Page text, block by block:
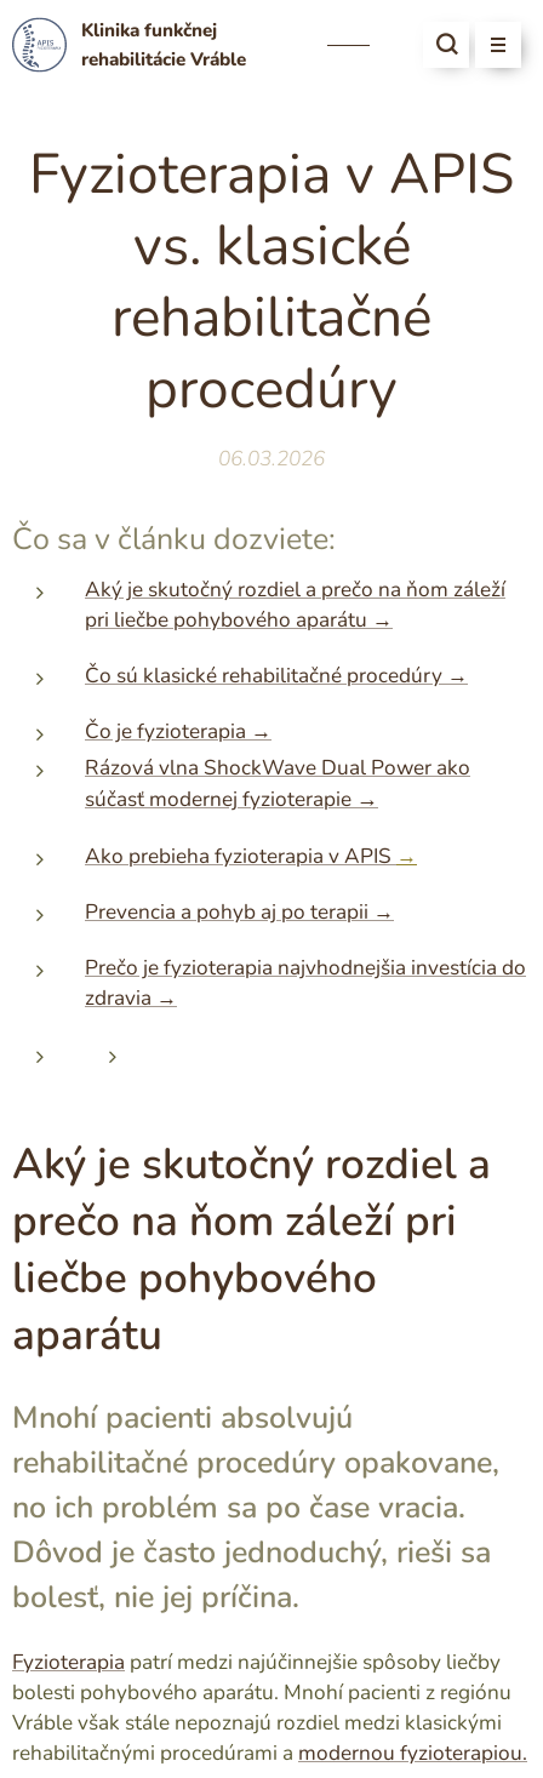
Klinika funkčnej
rehabilitácie Vráble
Fyzioterapia v APIS
vs. klasické
rehabilitačné
procedúry
06.03.2026
Čo sa v článku dozviete:
Aký je skutočný rozdiel a prečo na ňom záleží
pri liečbe pohybového aparátu →
Čo sú klasické rehabilitačné procedúry →
Čo je fyzioterapia →
Rázová vlna ShockWave Dual Power ako
súčasť modernej fyzioterapie →
Ako prebieha fyzioterapia v APIS →
Prevencia a pohyb aj po terapii →
Prečo je fyzioterapia najvhodnejšia investícia do
zdravia →
Aký je skutočný rozdiel a
prečo na ňom záleží pri
liečbe pohybového
aparátu
Mnohí pacienti absolvujú
rehabilitačné procedúry opakovane,
no ich problém sa po čase vracia.
Dôvod je často jednoduchý, rieši sa
bolesť, nie jej príčina.
Fyzioterapia patrí medzi najúčinnejšie spôsoby liečby
bolesti pohybového aparátu. Mnohí pacienti z regiónu
Vráble však stále nepoznajú rozdiel medzi klasickými
rehabilitačnými procedúrami a modernou fyzioterapiou.